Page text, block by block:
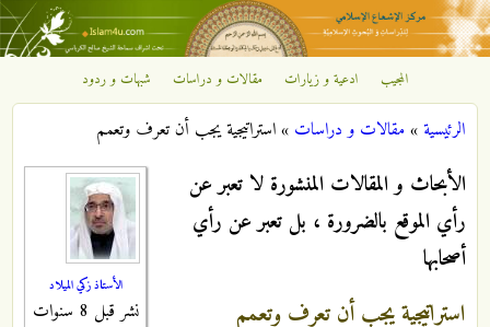
تجاوز إلى المحتوى الرئيسي
مركز
الإشعاع
الإسلامي
المجيب ادعية و زيارات مقالات و دراسات شبهات و ردود
أنت هنا
الرئيسية»مقالات و دراسات »استراتيجية يجب أن تعرف وتعمم
الأستاذ زكي الميلاد
نشر قبل 8 سنوات
الأبحاث و المقالات المنشورة لا تعبر عن
رأي الموقع بالضرورة ، بل تعبر عن رأي
أصحابها
استراتيجية يجب أن تعرف وتعمم